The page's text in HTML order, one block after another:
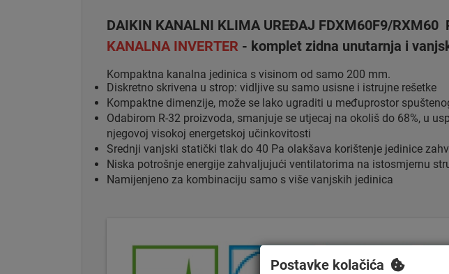
DAIKIN KANALNI KLIMA UREĐAJ FDXM60F9/RXM60
KANALNA INVERTER - komplet zidna unutarnja i
Kompaktna kanalna jedinica s visinom od samo 200 mm.
Diskretno skrivena u strop: vidljive su samo usisne i istrujne rešetke
Kompaktne dimenzije, može se lako ugraditi u međuprostor
Odabirom R-32 proizvoda, smanjuje se utjecaj na okoliš do 68%, u
njegovoj visokoj energetskoj učinkovitosti
Srednji vanjski statički tlak do 40 Pa olakšava korištenje jedinice
Niska potrošnje energije zahvaljujući ventilatorima na istosmjernu
Namijenjeno za kombinaciju samo s više vanjskih jedinica
Postavke kolačića